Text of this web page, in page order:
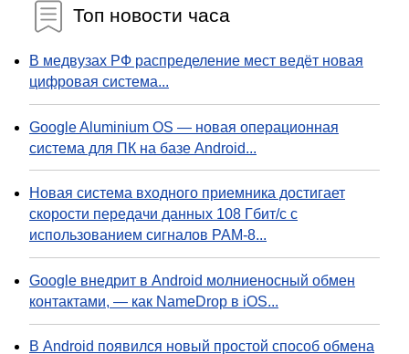
Топ новости часа
В медвузах РФ распределение мест ведёт новая
цифровая система...
Google Aluminium OS — новая операционная
система для ПК на базе Android...
Новая система входного приемника достигает
скорости передачи данных 108 Гбит/с с
использованием сигналов PAM-8...
Google внедрит в Android молниеносный обмен
контактами, — как NameDrop в iOS...
В Android появился новый простой способ обмена